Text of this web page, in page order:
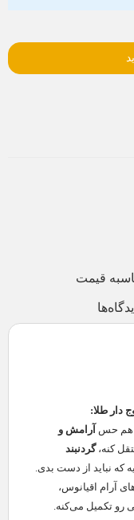
قیمت
دار طلا:
هم حس آرامش و
کنه،گردنبند
که نباید از دست بدی.
آرام اقیانوس،
رو تکمیل می‌کنه.